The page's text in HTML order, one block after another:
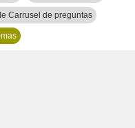
Carrusel de preguntas